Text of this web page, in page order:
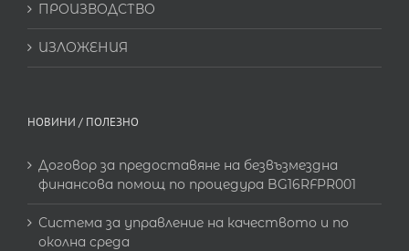
ПРОИЗВОДСТВО
ИЗЛОЖЕНИЯ
НОВИНИ / ПОЛЕЗНО
Договор за предоставяне на безвъзмездна
финансова помощ по процедура BG16RFPR001
Система за управление на качеството и по
околна среда